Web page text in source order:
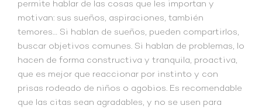
permite hablar de las cosas que les importan y
motivan: sus sueños, aspiraciones, también
temores… Si hablan de sueños, pueden compartirlos,
buscar objetivos comunes. Si hablan de problemas, lo
hacen de forma constructiva y tranquila, proactiva,
que es mejor que reaccionar por instinto y con
prisas rodeado de niños o agobios. Es recomendable
que las citas sean agradables, y no se usen para